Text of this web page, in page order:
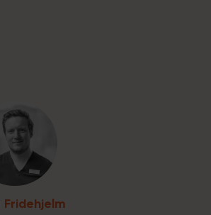
Fridehjelm